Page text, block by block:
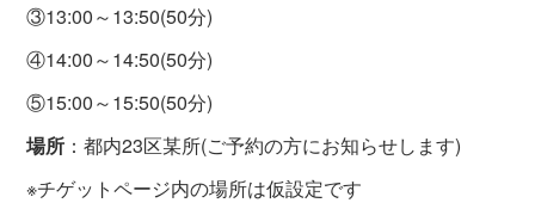
③13:00～13:50(50分)
④14:00～14:50(50分)
⑤15:00～15:50(50分)
場所 ：都内23区某所(ご予約の方にお知らせします)
※チゲットページ内の場所は仮設定です